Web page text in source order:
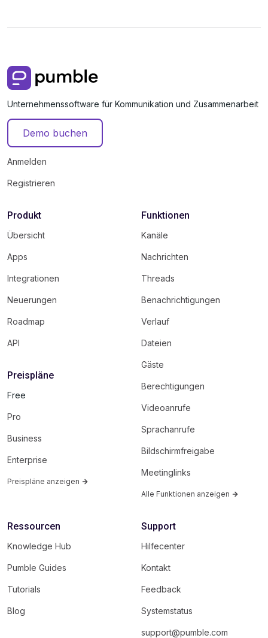
Unternehmenssoftware für Kommunikation und Zusammenarbeit
Demo buchen
Anmelden
Registrieren
Produkt
Übersicht
Apps
Integrationen
Neuerungen
Roadmap
API
Preispläne
Free
Pro
Business
Enterprise
Preispläne anzeigen
Funktionen
Kanäle
Nachrichten
Threads
Benachrichtigungen
Verlauf
Dateien
Gäste
Berechtigungen
Videoanrufe
Sprachanrufe
Bildschirmfreigabe
Meetinglinks
Alle Funktionen anzeigen
Ressourcen
Knowledge Hub
Pumble Guides
Tutorials
Blog
Support
Hilfecenter
Kontakt
Feedback
Systemstatus
support@pumble.com